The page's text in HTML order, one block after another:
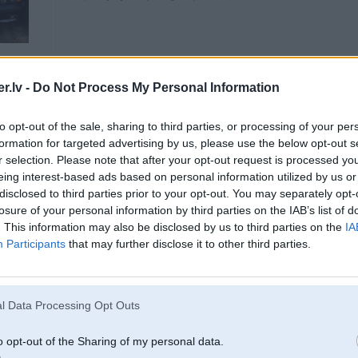
- Do Not Process My Personal Information
opt-out of the sale, sharing to third parties, or processing of your
for targeted advertising by us, please use the below opt-out
selection. Please note that after your opt-out request is processed
interest-based ads based on personal information utilized by us
to third parties prior to your opt-out. You may separately
of your personal information by third parties on the IAB’s list of
This information may also be disclosed by us to third parties on the
Participants that may further disclose it to other third parties.
Data Processing Opt Outs
opt-out of the Sharing of my personal data.
20. Aug 2021, 07:29
19 Aug 2021, 15:13:28@Fjokumeerakstīja:
Čau. Ir kādam varbūt pārdošanā nesarūsējuši aizmugures bremž disku
nekur nevar atrast.
20. Aug 2021, 10:45